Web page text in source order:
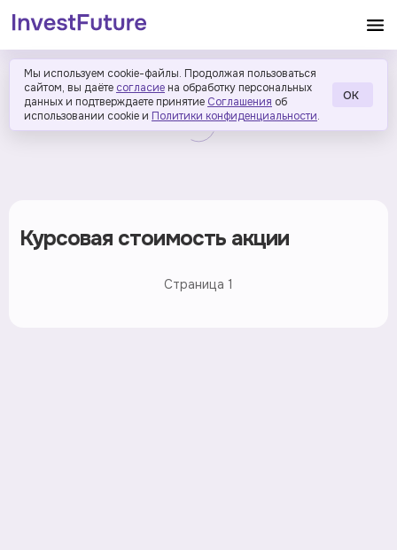
Мы используем cookie-файлы. Продолжая пользоваться
сайтом, вы даёте согласие на обработку персональных
данных и подтверждаете принятие Соглашения об
использовании cookie и Политики конфиденциальности.
ОК
Курсовая стоимость акции
Страница 1